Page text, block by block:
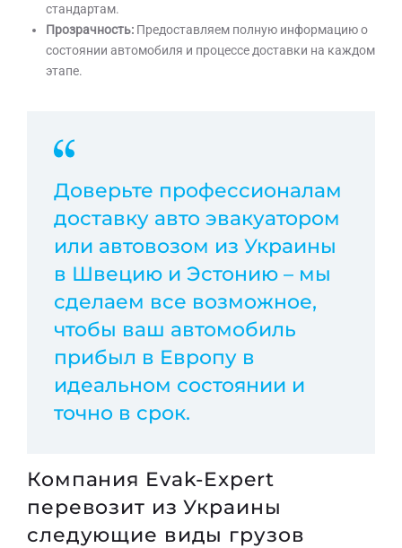
стандартам.
Прозрачность: Предоставляем полную информацию о
состоянии автомобиля и процессе доставки на каждом
этапе.
Доверьте профессионалам
доставку авто эвакуатором
или автовозом из Украины
в Швецию и Эстонию – мы
сделаем все возможное,
чтобы ваш автомобиль
прибыл в Европу в
идеальном состоянии и
точно в срок.
Компания Evak-Expert
перевозит из Украины
следующие виды грузов